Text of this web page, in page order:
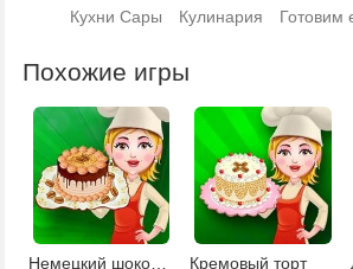
Кухни Сары
Кулинария Готовим
Похожие игры
Немецкий шоколадный торт Кремовый торт